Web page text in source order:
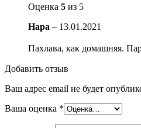
Оценка 5 из 5
Нара – 13.01.2021
Пахлава, как домашняя.
Добавить отзыв
Ваш адрес email не будет
Ваша оценка *